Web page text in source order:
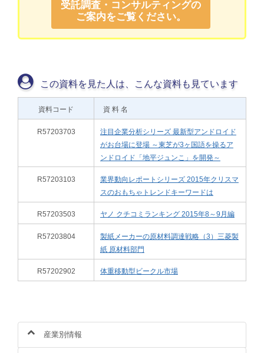
受託調査・コンサルティングの
ご案内をご覧ください。
この資料を見た人は、こんな資料も見ています
資料コード 資 料 名
R57203703
注目企業分析シリーズ 最新型アンドロイド
がお台場に登場 ～東芝が3ヶ国語を操るア
ンドロイド「地平ジュンこ」を開発～
R57203103
業界動向レポートシリーズ 2015年クリスマ
スのおもちゃトレンドキーワードは
R57203503 ヤノ クチコミランキング 2015年8～9月編
R57203804
製紙メーカーの原材料調達戦略（3）三菱製
紙 原材料部門
R57202902 体重移動型ビークル市場
産業別情報